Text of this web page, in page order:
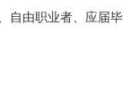
自由职业者、应届毕